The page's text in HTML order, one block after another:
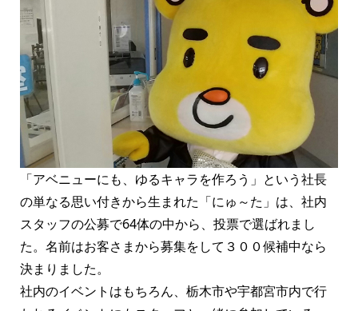
「アベニューにも、ゆるキャラを作ろう」という社長
の単なる思い付きから生まれた「にゅ～た」は、社内
スタッフの公募で64体の中から、投票で選ばれまし
た。名前はお客さまから募集をして３００候補中なら
決まりました。
社内のイベントはもちろん、栃木市や宇都宮市内で行